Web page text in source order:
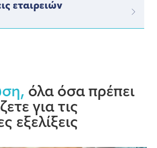
εταιρειών
όλα όσα πρέπει
για τις
εξελίξεις